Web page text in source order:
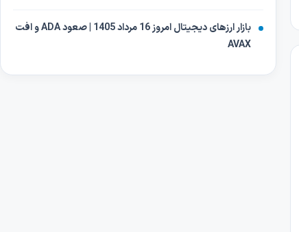
بازار ارزهای دیجیتال امروز 16 مرداد 1405 | صعود ADA و افت
AVAX